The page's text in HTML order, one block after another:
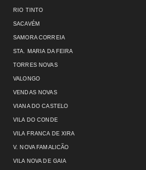
RIO TINTO
SACAVÉM
SAMORA CORREIA
STA. MARIA DA FEIRA
TORRES NOVAS
VALONGO
VENDAS NOVAS
VIANA DO CASTELO
VILA DO CONDE
VILA FRANCA DE XIRA
V. NOVA FAMALICÃO
VILA NOVA DE GAIA